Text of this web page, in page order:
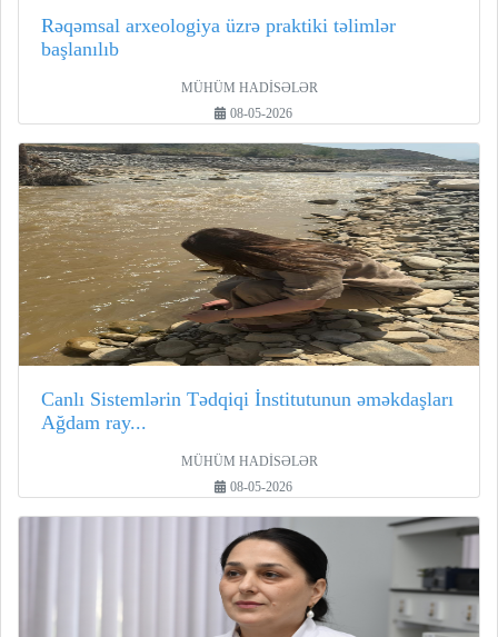
Rəqəmsal arxeologiya üzrə praktiki təlimlər
başlanılıb
MÜHÜM HADİSƏLƏR
08-05-2026
Canlı Sistemlərin Tədqiqi İnstitutunun əməkdaşları
Ağdam ray...
MÜHÜM HADİSƏLƏR
08-05-2026